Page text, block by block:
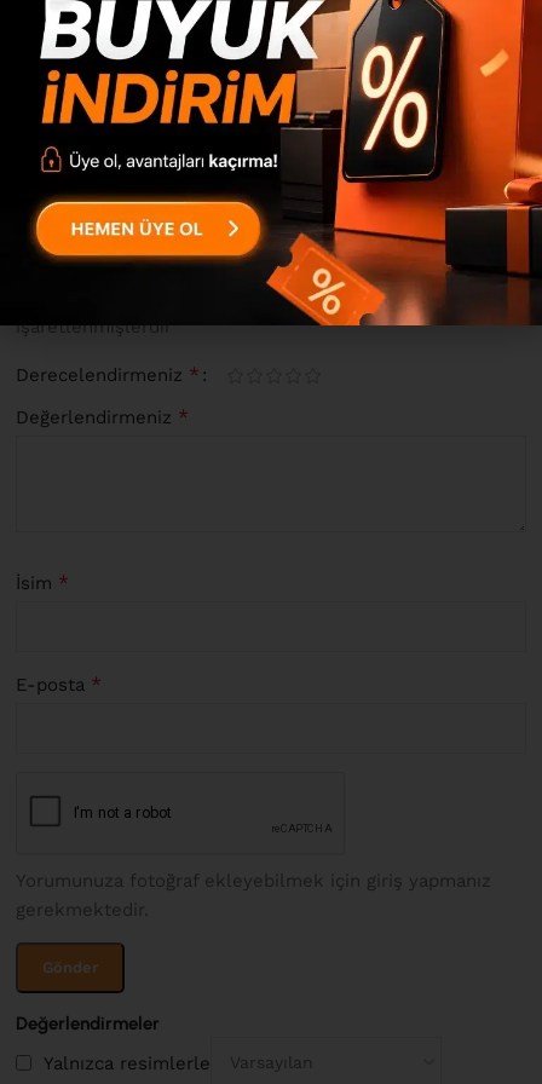
0
0
0
0
0
Değerlendirmeler
Yalnızca resimlerle
“Aristo Tv Ünitesi Orta Sehpa 2’Li Set Keçe-Antrasit AR12-KA”
için yorum yapan ilk kişi siz olun
E-posta adresiniz yayınlanmayacak. Gerekli alanlar
işaretlenmişlerdir
Derecelendirmeniz *
Değerlendirmeniz *
İsim *
E-posta *
Yorumunuza fotoğraf ekleyebilmek için giriş yapmanız
gerekmektedir.